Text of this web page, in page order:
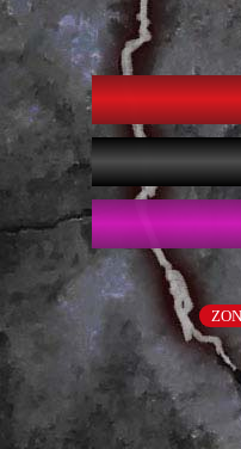
オフ🌟
得に遊ぶならっ！🌟ネッ
オフ🌟
得に遊ぶならっ！🌟ネッ
オフ🌟
得に遊ぶならっ！🌟ネッ